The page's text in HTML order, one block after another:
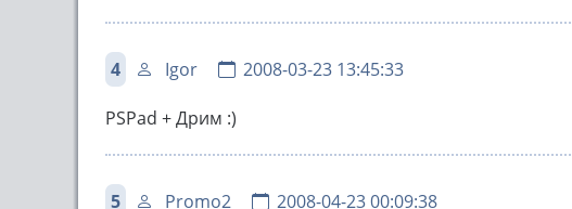
4 Igor 2008-03-23 13:45:33
PSPad + Дрим :)
5 Promo2 2008-04-23 00:09:38